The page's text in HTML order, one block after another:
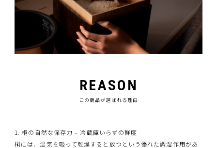
REASON
この商品が選ばれる理由
1. 桐の自然な保存力 – 冷蔵庫いらずの鮮度
桐には、湿気を吸って乾燥すると放つという優れた調湿作用があ